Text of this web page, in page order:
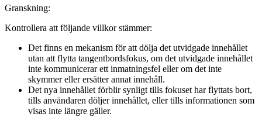
Granskning:
Kontrollera att följande villkor stämmer:
Det finns en mekanism för att dölja det utvidgade innehållet
utan att flytta tangentbordsfokus, om det utvidgade innehållet
inte kommunicerar ett inmatningsfel eller om det inte
skymmer eller ersätter annat innehåll.
Det nya innehållet förblir synligt tills fokuset har flyttats bort,
tills användaren döljer innehållet, eller tills informationen som
visas inte längre gäller.